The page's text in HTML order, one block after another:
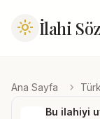
light_mode İlahi
Ana Sayfa chevron_right
Bu ilahiyi